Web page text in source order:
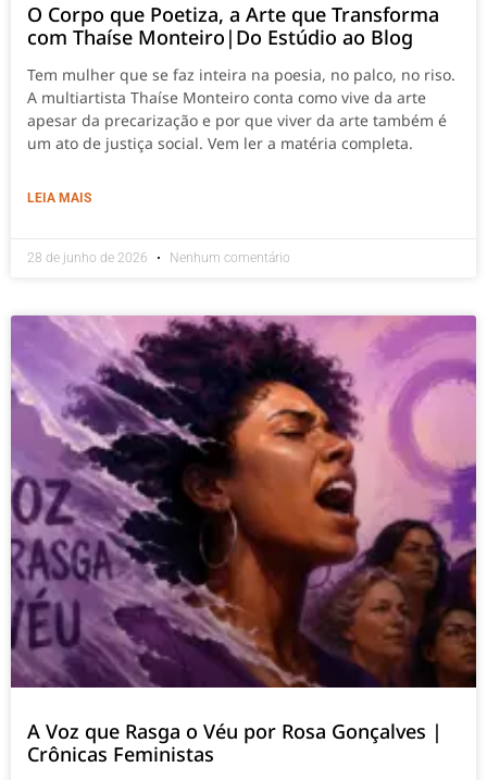
O Corpo que Poetiza, a Arte que Transforma
com Thaíse Monteiro|Do Estúdio ao Blog
Tem mulher que se faz inteira na poesia, no palco, no riso.
A multiartista Thaíse Monteiro conta como vive da arte
apesar da precarização e por que viver da arte também é
um ato de justiça social. Vem ler a matéria completa.
LEIA MAIS
28 de junho de 2026 Nenhum comentário
A Voz que Rasga o Véu por Rosa Gonçalves |
Crônicas Feministas